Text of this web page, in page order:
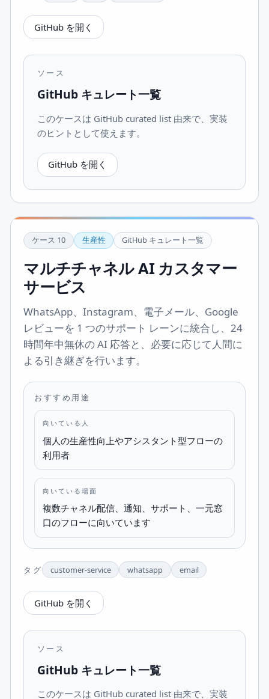
GitHub を開く
ソース
GitHub キュレート一覧
このケースは GitHub curated list 由来で、実装
のヒントとして使えます。
GitHub を開く
ケース 10 生産性 GitHub キュレート一覧
マルチチャネル AI カスタマー
サービス
WhatsApp、Instagram、電子メール、Google
レビューを 1 つのサポート レーンに統合し、24
時間年中無休の AI 応答と、必要に応じて人間に
よる引き継ぎを行います。
おすすめ用途
向いている人
個人の生産性向上やアシスタント型フローの
利用者
向いている場面
複数チャネル配信、通知、サポート、一元窓
口のフローに向いています
タグ customer-service whatsapp email
GitHub を開く
ソース
GitHub キュレート一覧
このケースは GitHub curated list 由来で、実装